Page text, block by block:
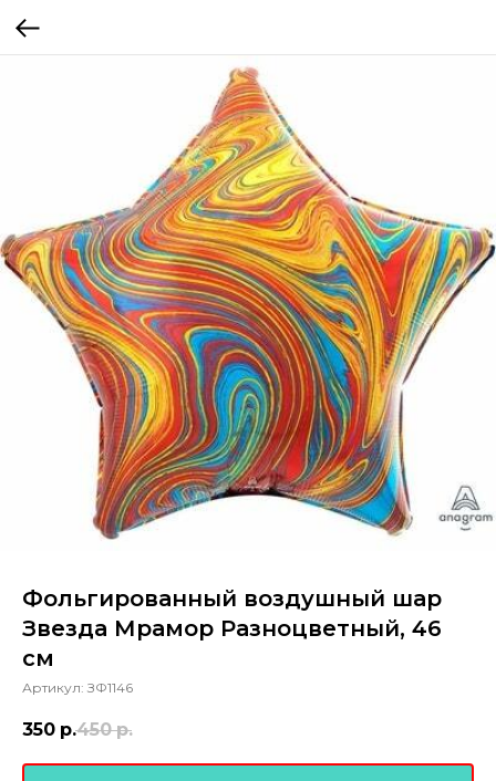
Фольгированный воздушный шар
Звезда Мрамор Разноцветный, 46
см
Артикул: ЗФ1146
350 р.450 р.